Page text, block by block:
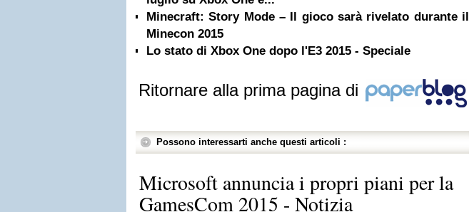
Minecraft: Story Mode – Il gioco sarà rivelato durante il
Minecon 2015
Lo stato di Xbox One dopo l'E3 2015 - Speciale
Ritornare alla prima pagina di
Possono interessarti anche questi articoli :
Microsoft annuncia i propri piani per la
GamesCom 2015 - Notizia